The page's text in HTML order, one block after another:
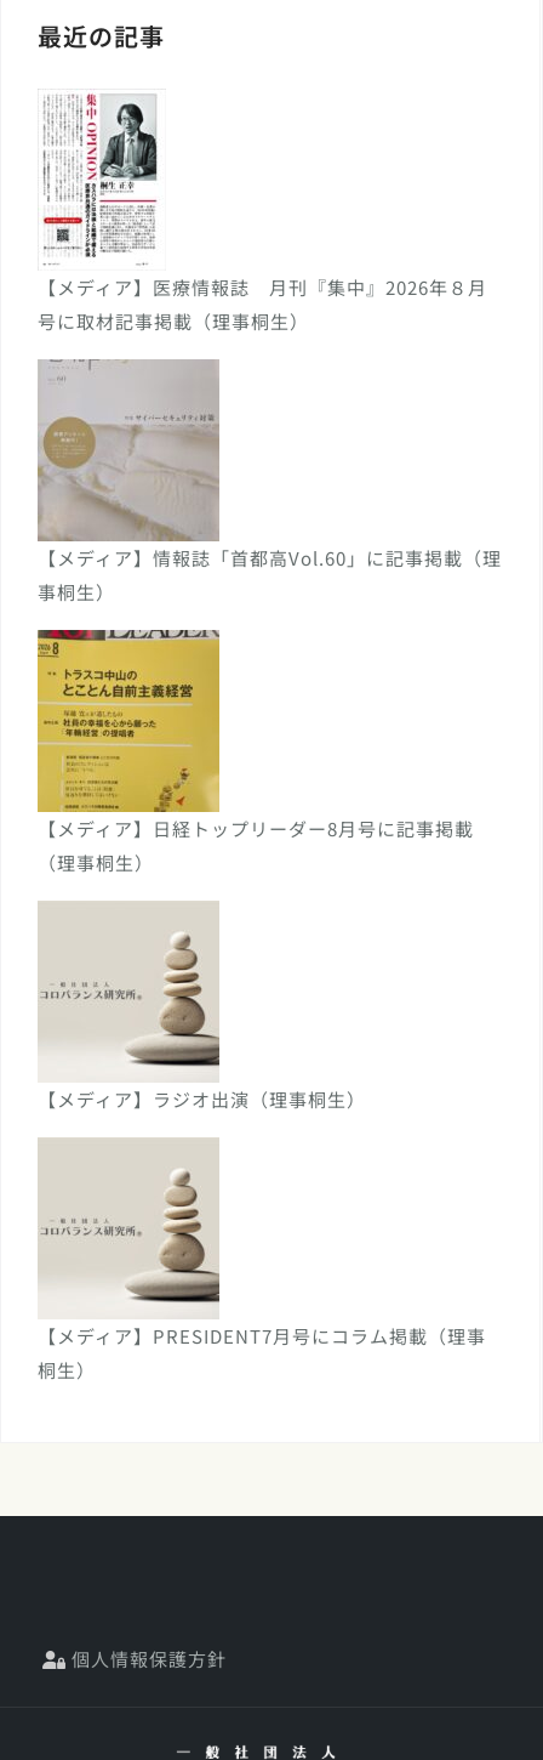
最近の記事
【メディア】医療情報誌 月刊『集中』2026年８月
号に取材記事掲載（理事桐生）
【メディア】情報誌「首都高Vol.60」に記事掲載（理
事桐生）
【メディア】日経トップリーダー8月号に記事掲載
（理事桐生）
【メディア】ラジオ出演（理事桐生）
【メディア】PRESIDENT7月号にコラム掲載（理事
桐生）
個人情報保護方針